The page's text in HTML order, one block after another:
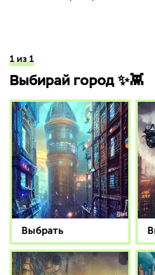
1 из 1
Выбирай город ✨👾
Выбрать